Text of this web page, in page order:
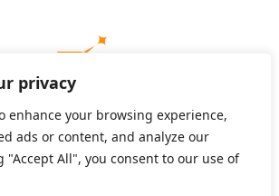
privacy
enhance your browsing experience,
ads or content, and analyze our
"Accept All", you consent to our use of
number: 1094652